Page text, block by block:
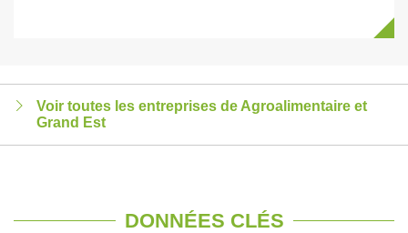
Voir toutes les entreprises de Agroalimentaire et
Grand Est
DONNÉES CLÉS